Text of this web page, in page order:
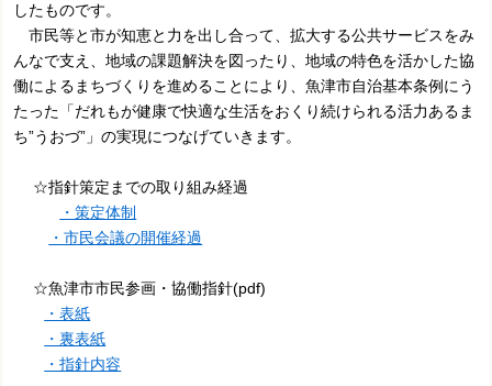
したものです。
市民等と市が知恵と力を出し合って、拡大する公共サービスをみ
んなで支え、地域の課題解決を図ったり、地域の特色を活かした協
働によるまちづくりを進めることにより、魚津市自治基本条例にう
たった「だれもが健康で快適な生活をおくり続けられる活力あるま
ち”うおづ”」の実現につなげていきます。
☆指針策定までの取り組み経過
・策定体制
・市民会議の開催経過
☆魚津市市民参画・協働指針(pdf)
・表紙
・裏表紙
・指針内容